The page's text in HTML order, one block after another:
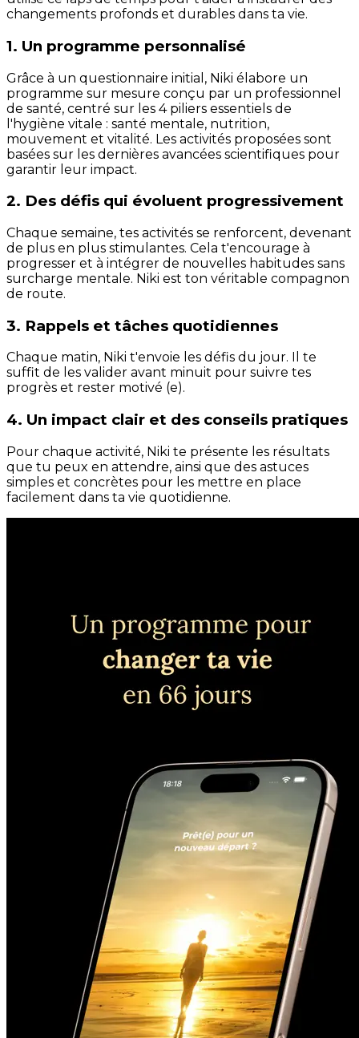
changements profonds et durables dans ta vie.
1. Un programme personnalisé
Grâce à un questionnaire initial, Niki élabore un
programme sur mesure conçu par un professionnel
de santé, centré sur les 4 piliers essentiels de
l'hygiène vitale : santé mentale, nutrition,
mouvement et vitalité. Les activités proposées sont
basées sur les dernières avancées scientifiques pour
garantir leur impact.
2. Des défis qui évoluent progressivement
Chaque semaine, tes activités se renforcent, devenant
de plus en plus stimulantes. Cela t'encourage à
progresser et à intégrer de nouvelles habitudes sans
surcharge mentale. Niki est ton véritable compagnon
de route.
3. Rappels et tâches quotidiennes
Chaque matin, Niki t'envoie les défis du jour. Il te
suffit de les valider avant minuit pour suivre tes
progrès et rester motivé (e).
4. Un impact clair et des conseils pratiques
Pour chaque activité, Niki te présente les résultats
que tu peux en attendre, ainsi que des astuces
simples et concrètes pour les mettre en place
facilement dans ta vie quotidienne.